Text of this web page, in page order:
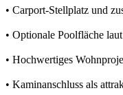
• Carport-Stellplatz und
• Optionale Poolfläche
• Hochwertiges
• Kaminanschluss als